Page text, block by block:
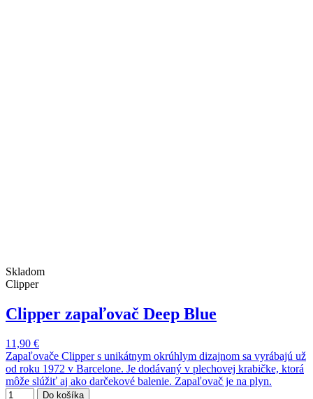
Skladom
Clipper
Clipper zapaľovač Deep Blue
11,90 €
Zapaľovače Clipper s unikátnym okrúhlym dizajnom sa vyrábajú už
od roku 1972 v Barcelone. Je dodávaný v plechovej krabičke, ktorá
môže slúžiť aj ako darčekové balenie. Zapaľovač je na plyn.
Do košíka